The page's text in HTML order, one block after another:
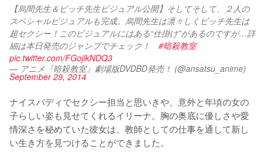
【烏間先生＆ビッチ先生ビジュアル公開】そしてそして、２人の
スペシャルビジュアルも完成。烏間先生は凛々しくビッチ先生は
超セクシー！このビジュアルにはある“仕掛け”があるのですが…詳
細は本日発売のジャンプでチェック！ #暗殺教室
pic.twitter.com/FGojlkNDQ3
— アニメ『暗殺教室』劇場版DVDBD発売！ (@ansatsu_anime)
September 29, 2014
ナイスバディでセクシー担当と思いきや、意外と年頃の女の
子らしい姿も見せてくれるイリーナ。胸の奥底に優しさや愛
情深さを秘めていた彼女は、教師としての仕事を通して新し
い生き方を見つけることができました。